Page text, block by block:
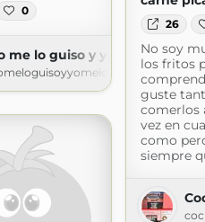
26
No soy
los fritos
guste
comerlos
vez en
como
siempre
0
me lo guiso y yo me lo como